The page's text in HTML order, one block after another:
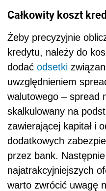
Całkowity koszt
Żeby precyzyjnie
kredytu, należy do
dodać odsetki
uwzględnieniem
walutowego – spread
skalkulowany na
zawierającej kapitał i
dodatkowych
przez bank.
najatrakcyjniejszych
warto zwrócić uwagę